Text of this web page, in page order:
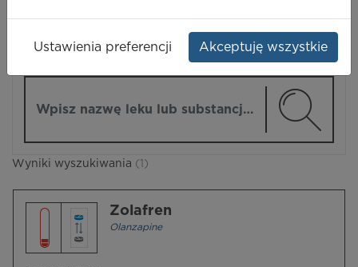
Wyniki wyszukiwania (1)
Zolafren
Olanzapine
Ustawienia preferencji Akceptuję wszystkie